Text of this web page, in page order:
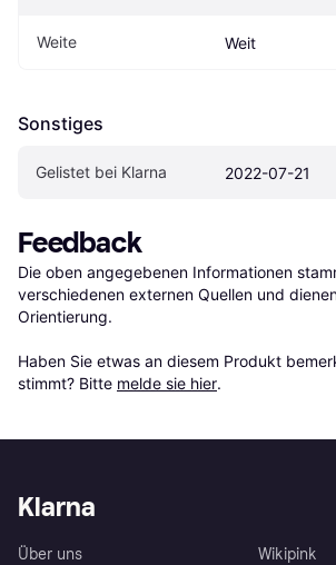
Weite Weit
Sonstiges
Gelistet bei Klarna 2022-07-21
Feedback
Die oben angegebenen Informationen
verschiedenen externen Quellen und
Orientierung.
Haben Sie etwas an diesem Produkt
stimmt? Bitte melde sie hier.
Klarna
Über uns
Wikipink